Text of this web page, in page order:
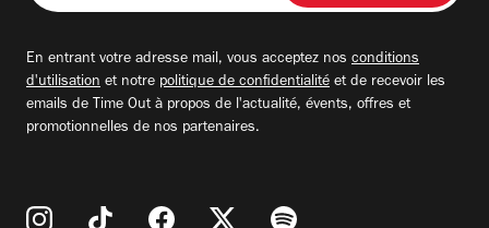
adresse
En entrant votre adresse mail, vous acceptez nos conditions
d'utilisation et notre politique de confidentialité et de recevoir les
emails de Time Out à propos de l'actualité, évents, offres et
promotionnelles de nos partenaires.